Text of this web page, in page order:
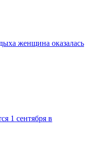
женщина оказалась
1 сентября в